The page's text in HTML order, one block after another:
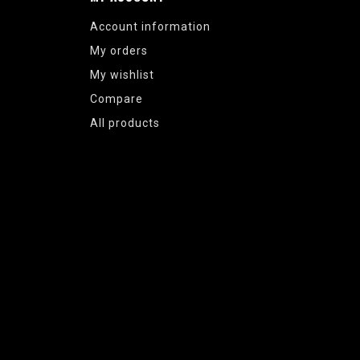
Account information
My orders
My wishlist
Compare
All products